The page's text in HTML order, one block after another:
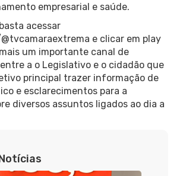
empresarial e saúde.
acessar
e clicar em play
um importante canal de
a o Legislativo e o cidadão que
principal trazer informação de
e esclarecimentos para a
diversos assuntos ligados ao dia a